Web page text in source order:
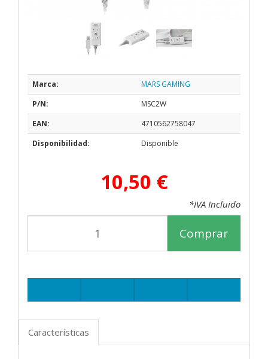
Marca:
MARS GAMING
P/N:
MSC2W
EAN:
4710562758047
Disponibilidad:
Disponible
10,50 €
*IVA Incluido
Comprar
Características